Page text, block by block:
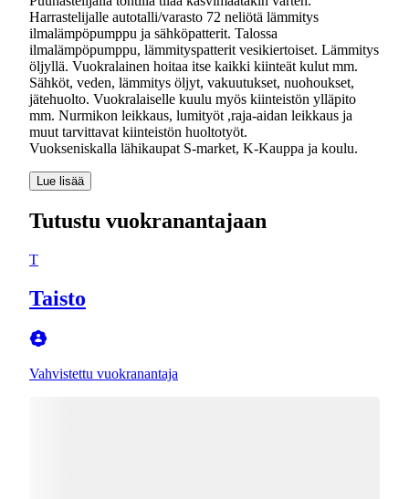
Harrastelijalle autotalli/varasto 72 neliötä lämmitys
ilmalämpöpumppu ja sähköpatterit. Talossa
ilmalämpöpumppu, lämmityspatterit vesikiertoiset. Lämmitys
öljyllä. Vuokralainen hoitaa itse kaikki kiinteät kulut mm.
Sähköt, veden, lämmitys öljyt, vakuutukset, nuohoukset,
jätehuolto. Vuokralaiselle kuulu myös kiinteistön ylläpito
mm. Nurmikon leikkaus, lumityöt ,raja-aidan leikkaus ja
muut tarvittavat kiinteistön huoltotyöt.
Vuokseniskalla lähikaupat S-market, K-Kauppa ja koulu.
Lue lisää
Tutustu vuokranantajaan
T
Taisto
Vahvistettu vuokranantaja